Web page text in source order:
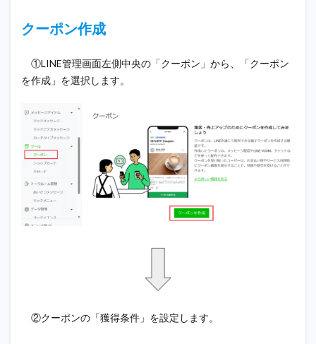
クーポン作成
①LINE管理画面左側中央の「クーポン」から、「クーポン
を作成」を選択します。
②クーポンの「獲得条件」を設定します。